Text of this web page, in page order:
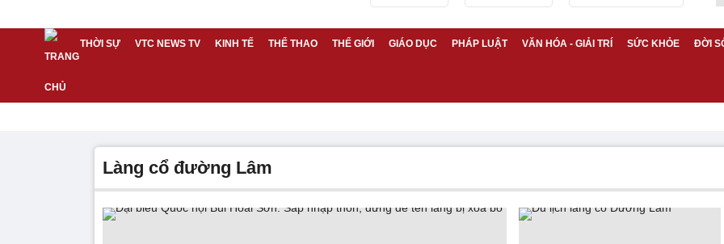
THỜI SỰ VTC NEWS TV KINH TẾ THỂ THAO THẾ GIỚI GIÁO DỤC PHÁP LUẬT VĂN HÓA - GIẢI TRÍ SỨC KHỎE ĐỜI
làng cổ đường Lâm